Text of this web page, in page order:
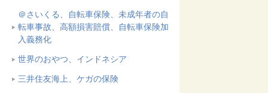
＠さいくる、自転車保険、未成年者の自
転車事故、高額損害賠償、自転車保険加
入義務化
世界のおやつ、インドネシア
三井住友海上、ケガの保険